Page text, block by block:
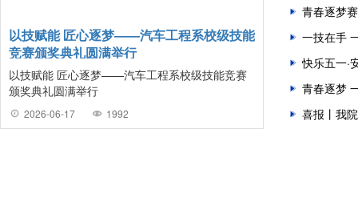
以技赋能 匠心逐梦——汽车工程系校级技能
竞赛颁奖典礼圆满举行
以技赋能 匠心逐梦——汽车工程系校级技能竞赛
颁奖典礼圆满举行
2026-06-17 1992
产教融合赋
空共建无人机实
2026-06-17
青春逐梦
一技在手
快乐五一·
青春逐梦
喜报丨我